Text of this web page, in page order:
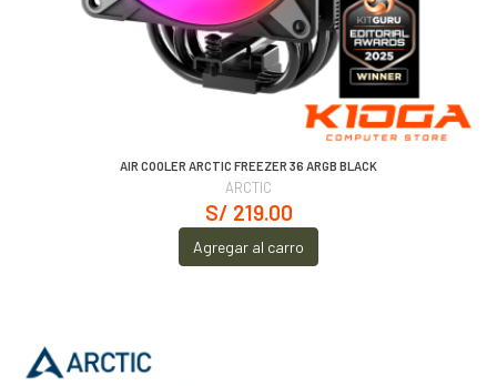
AIR COOLER ARCTIC FREEZER 36 ARGB BLACK
ARCTIC
S/ 219.00
Agregar al carro